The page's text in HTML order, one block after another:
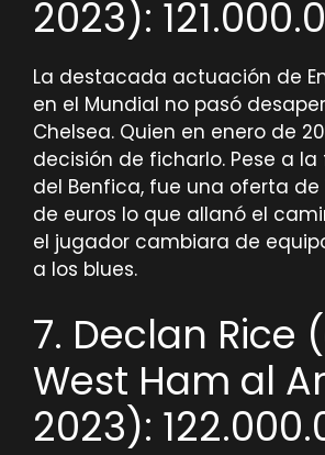
2023):
La destacada actuación de
en el Mundial no pasó
Chelsea. Quien en enero de
decisión de ficharlo. Pese a
del Benfica, fue una oferta de
de euros lo que allanó el
el jugador cambiara de
a los blues.
7. Declan Rice
West Ham al
2023):